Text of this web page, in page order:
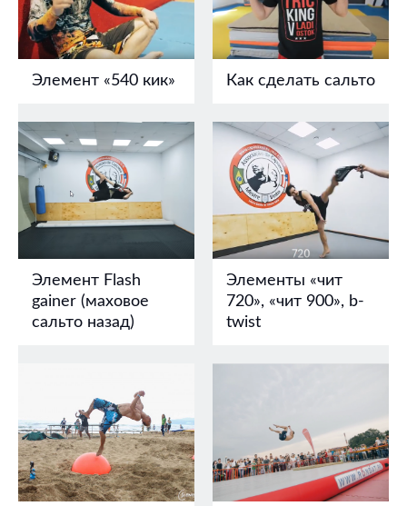
Элемент «540 кик» Как сделать сальто
Элемент Flash
gainer (маховое
сальто назад)
Элементы «чит
720», «чит 900», b-
twist